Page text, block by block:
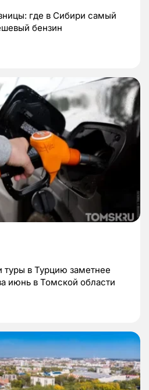
где в Сибири самый
бензин
туры в Турцию заметнее
июнь в Томской области